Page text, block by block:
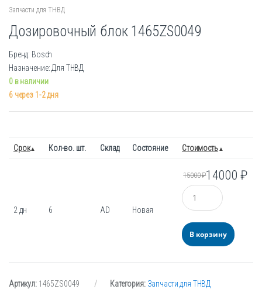
Запчасти для ТНВД
Дозировочный блок 1465ZS0049
Бренд: Bosch
Назначение: Для ТНВД
0 в наличии
6 через 1-2 дня
Срок Кол-во. шт. Склад Состояние Стоимость
2 дн 6 AD Новая
15000₽14000₽
Количество
В корзину
Артикул: 1465ZS0049 Категория: Запчасти для ТНВД